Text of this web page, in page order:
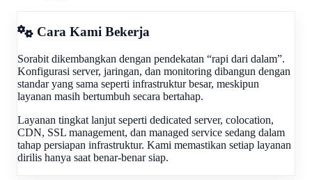
Cara Kami Bekerja
Sorabit dikembangkan dengan pendekatan “rapi dari dalam”.
Konfigurasi server, jaringan, dan monitoring dibangun dengan
standar yang sama seperti infrastruktur besar, meskipun
layanan masih bertumbuh secara bertahap.
Layanan tingkat lanjut seperti dedicated server, colocation,
CDN, SSL management, dan managed service sedang dalam
tahap persiapan infrastruktur. Kami memastikan setiap layanan
dirilis hanya saat benar-benar siap.